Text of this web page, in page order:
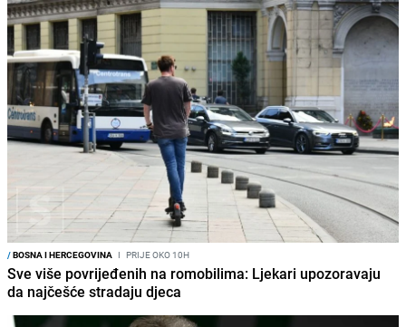
/BOSNA I HERCEGOVINA I PRIJE OKO 10H
Sve više povrijeđenih na romobilima: Ljekari upozoravaju
da najčešće stradaju djeca